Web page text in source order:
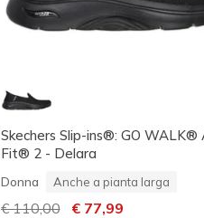
Skechers Slip-ins®: GO WALK®
Fit® 2 - Delara
Donna Anche a pianta larga
Prezzo ridotto da
€ 110,00per€ 77,99